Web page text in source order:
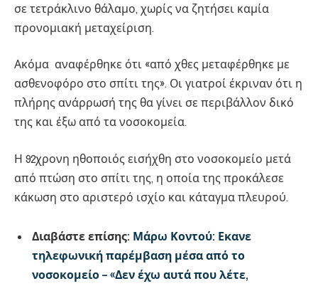
σε τετράκλινο θάλαμο, χωρίς να ζητήσει καμία
προνομιακή μεταχείριση.
Ακόμα αναφέρθηκε ότι «από χθες μεταφέρθηκε με
ασθενοφόρο στο σπίτι της». Οι γιατροί έκριναν ότι η
πλήρης ανάρρωσή της θα γίνει σε περιβάλλον δικό
της και έξω από τα νοσοκομεία.
Η 92χρονη ηθοποιός εισήχθη στο νοσοκομείο μετά
από πτώση στο σπίτι της, η οποία της προκάλεσε
κάκωση στο αριστερό ισχίο και κάταγμα πλευρού.
Διαβάστε επίσης: Μάρω Κοντού: Εκανε
τηλεφωνική παρέμβαση μέσα από το
νοσοκομείο – «Δεν έχω αυτά που λέτε,